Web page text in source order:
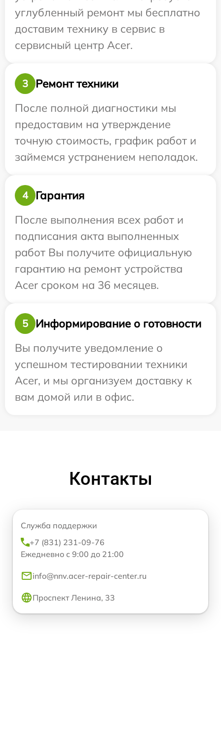
углубленный ремонт мы бесплатно
доставим технику в сервис в
сервисный центр Acer.
3
Ремонт техники
После полной диагностики мы
предоставим на утверждение
точную стоимость, график работ и
займемся устранением неполадок.
4
Гарантия
После выполнения всех работ и
подписания акта выполненных
работ Вы получите официальную
гарантию на ремонт устройства
Acer сроком на 36 месяцев.
5
Информирование о готовности
Вы получите уведомление о
успешном тестировании техники
Acer, и мы организуем доставку к
вам домой или в офис.
Контакты
Служба поддержки
+7 (831) 231-09-76
Ежедневно с 9:00 до 21:00
info@nnv.acer-repair-center.ru
Проспект Ленина, 33